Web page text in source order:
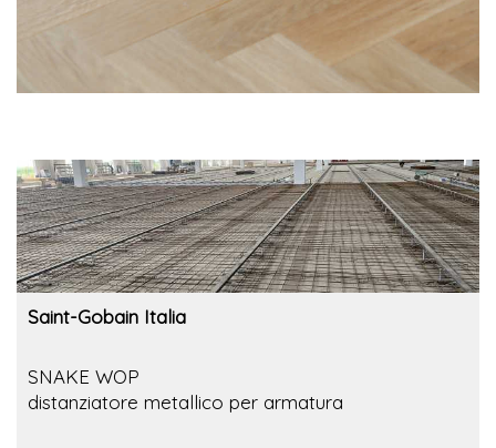
Saint-Gobain Italia
SNAKE WOP
distanziatore metallico per armatura